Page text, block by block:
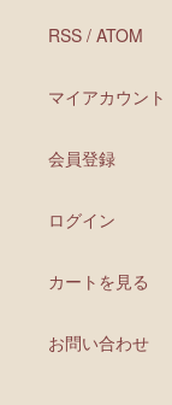
RSS / ATOM
マイアカウント
会員登録
ログイン
カートを見る
お問い合わせ